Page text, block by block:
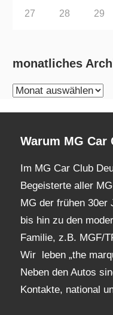
27 28 29
monatliches
monatliches
Warum MG Car
Im MG Car Club
Begeisterte aller
MG der frühen 30er
bis hin zu den
Familie, z.B. MGF/
Wir leben „the
Neben den Autos
Kontakte, national